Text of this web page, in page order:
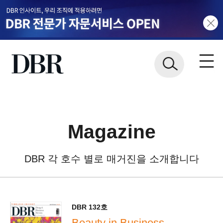
Magazine
DBR 각 호수 별로 매거진을 소개합니다
DBR 132호